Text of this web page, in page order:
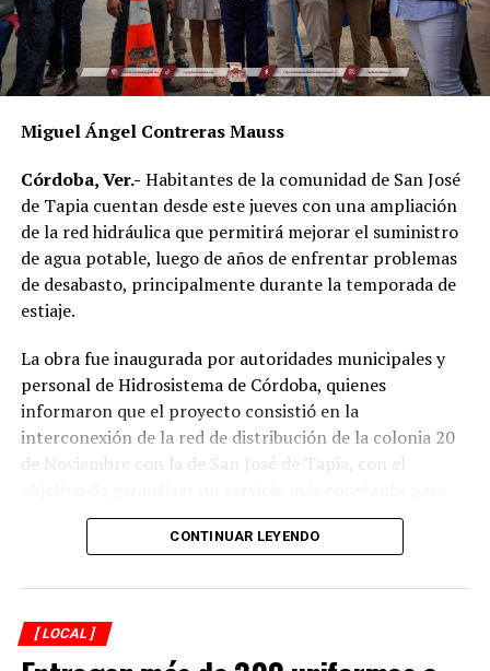
Miguel Ángel Contreras Mauss
Córdoba, Ver.- Habitantes de la comunidad de San José
de Tapia cuentan desde este jueves con una ampliación
de la red hidráulica que permitirá mejorar el suministro
de agua potable, luego de años de enfrentar problemas
de desabasto, principalmente durante la temporada de
estiaje.
La obra fue inaugurada por autoridades municipales y
personal de Hidrosistema de Córdoba, quienes
informaron que el proyecto consistió en la
interconexión de la red de distribución de la colonia 20
de Noviembre con la de San José de Tapia, con el
los usuarios.
trabajos incluyeron la instalación de aproximadamente
mil 480 metros de tubería de polietileno de alta
densidad de seis pulgadas
CONTINUAR LEYENDO
[ LOCAL ]